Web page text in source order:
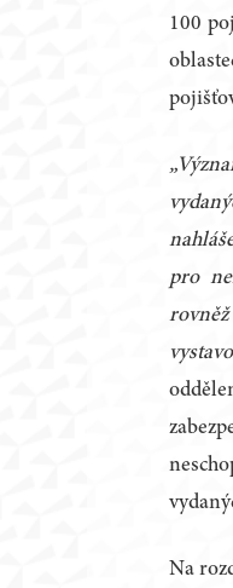
100
pro
Na